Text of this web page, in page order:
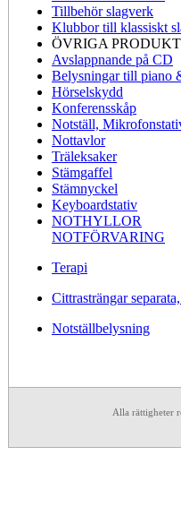
Tillbehör slagverk
Klubbor till klassiskt
ÖVRIGA
Avslappnande på CD
Belysningar till piano
Hörselskydd
Konferensskåp
Notställ,
Nottavlor
Träleksaker
Stämgaffel
Stämnyckel
Keyboardstativ
NOTHYLLOR
NOTFÖRVARING
Terapi
Cittrasträngar
Notställbelysning
Alla rättigheter